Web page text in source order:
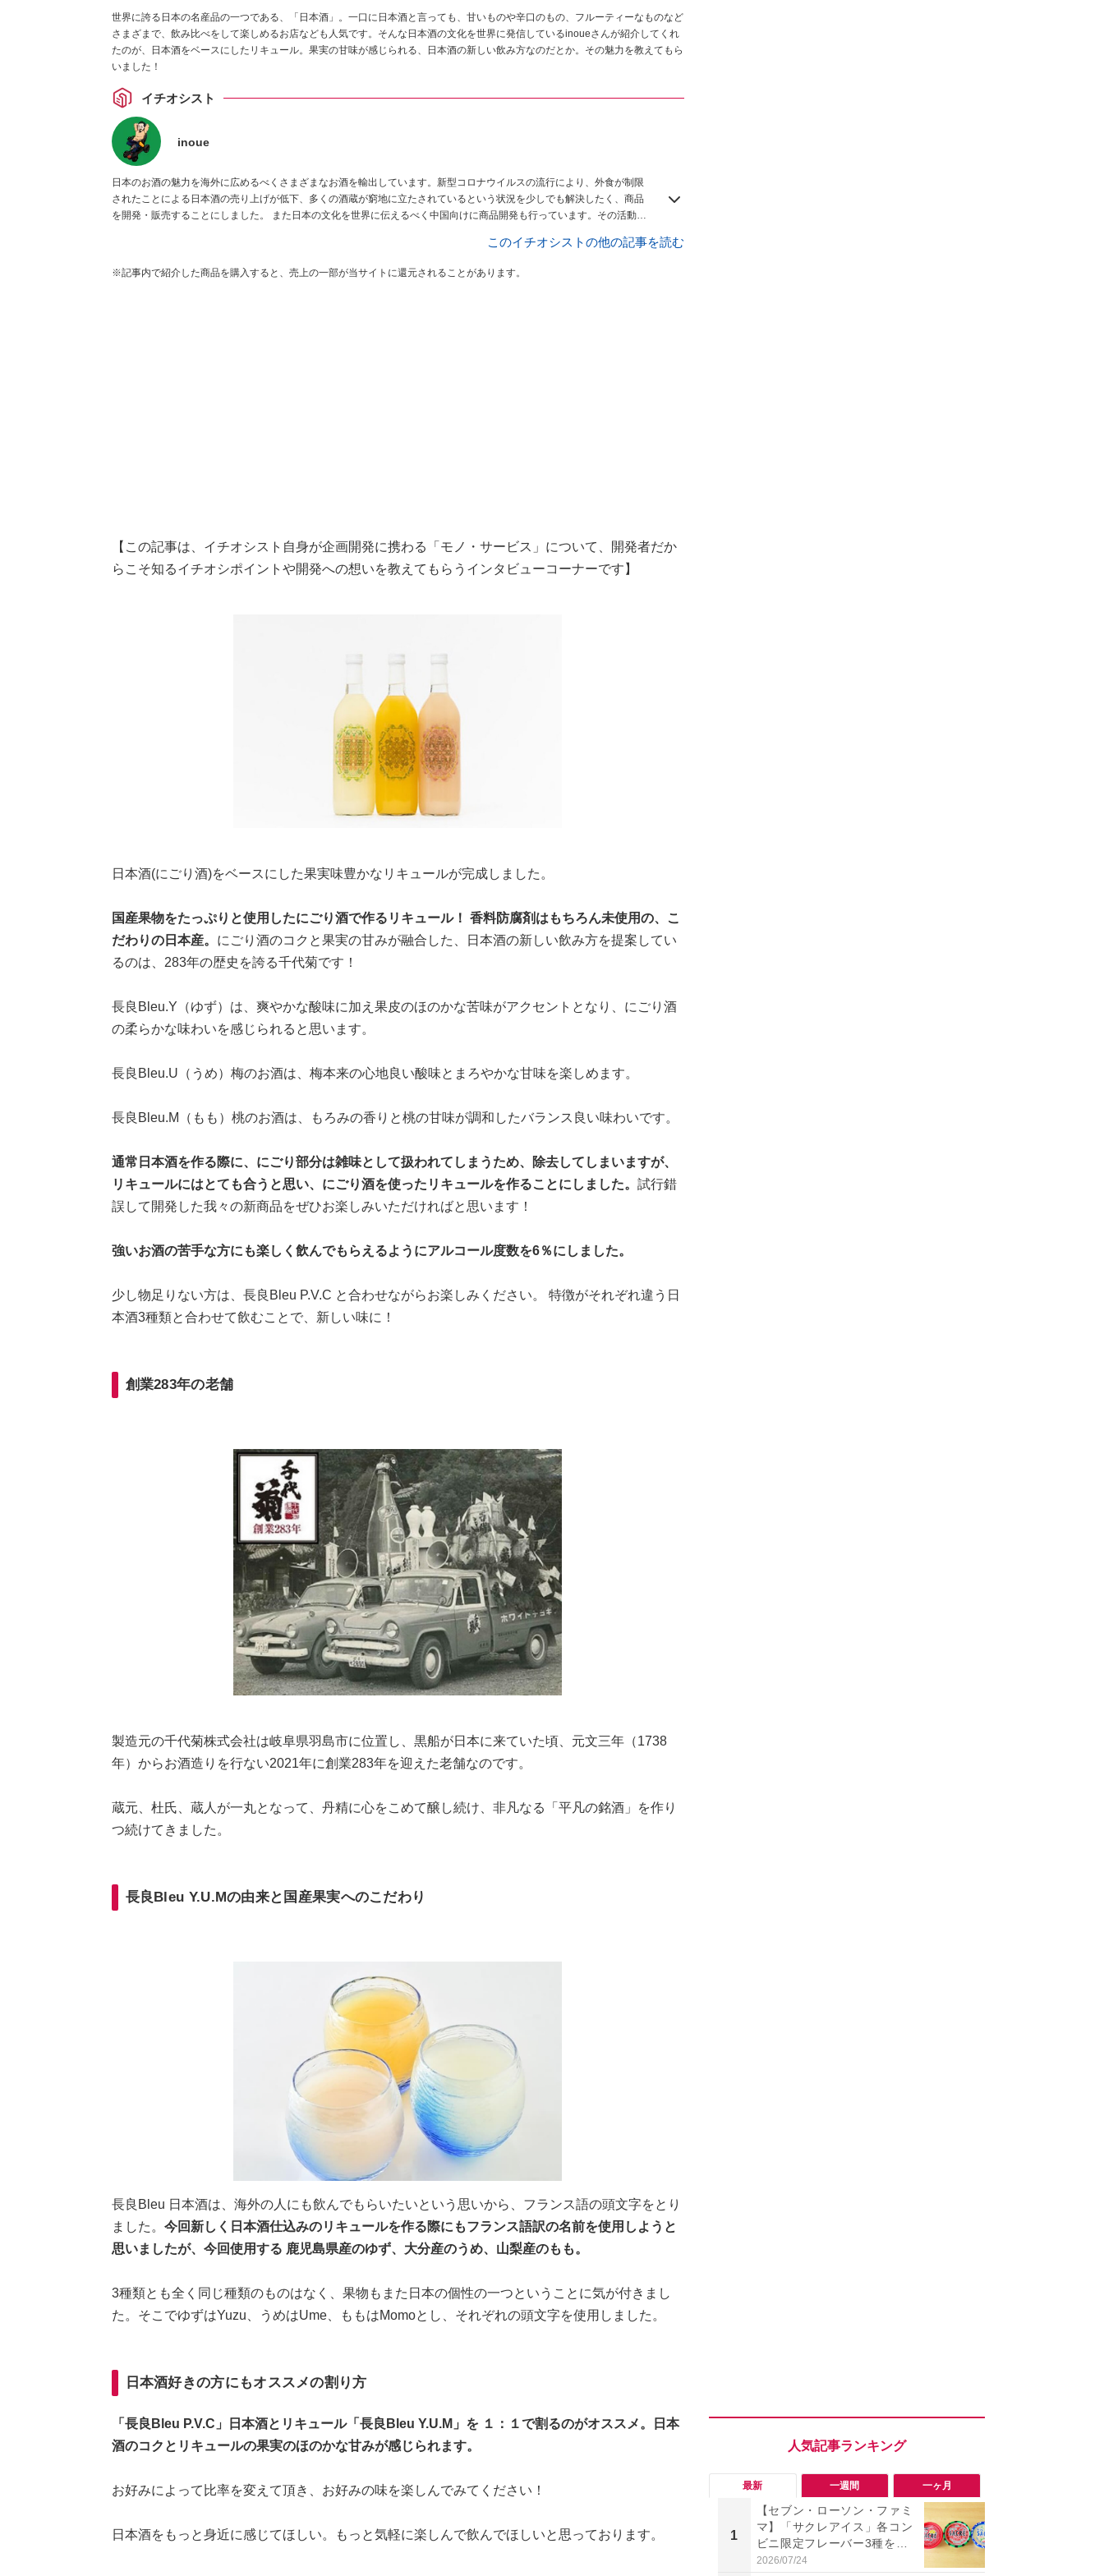
世界に誇る日本の名産品の一つである、「日本酒」。一口に日本酒と言っても、甘いものや辛口のもの、フルーティーなものなど
さまざまで、飲み比べをして楽しめるお店なども人気です。そんな日本酒の文化を世界に発信しているinoueさんが紹介してくれ
たのが、日本酒をベースにしたリキュール。果実の甘味が感じられる、日本酒の新しい飲み方なのだとか。その魅力を教えてもら
いました！
イチオシスト
inoue
日本のお酒の魅力を海外に広めるべくさまざまなお酒を輸出しています。新型コロナウイルスの流行により、外食が制限
されたことによる日本酒の売り上げが低下、多くの酒蔵が窮地に立たされているという状況を少しでも解決したく、商品
を開発・販売することにしました。 また日本の文化を世界に伝えるべく中国向けに商品開発も行っています。その活動の
このイチオシストの他の記事を読む
※記事内で紹介した商品を購入すると、売上の一部が当サイトに還元されることがあります。
【この記事は、イチオシスト自身が企画開発に携わる「モノ・サービス」について、開発者だか
らこそ知るイチオシポイントや開発への想いを教えてもらうインタビューコーナーです】
日本酒(にごり酒)をベースにした果実味豊かなリキュールが完成しました。
国産果物をたっぷりと使用したにごり酒で作るリキュール！ 香料防腐剤はもちろん未使用の、こ
だわりの日本産。 にごり酒のコクと果実の甘みが融合した、日本酒の新しい飲み方を提案してい
るのは、283年の歴史を誇る千代菊です！
長良Bleu.Y（ゆず）は、爽やかな酸味に加え果皮のほのかな苦味がアクセントとなり、にごり酒
の柔らかな味わいを感じられると思います。
長良Bleu.U（うめ）梅のお酒は、梅本来の心地良い酸味とまろやかな甘味を楽しめます。
長良Bleu.M（もも）桃のお酒は、もろみの香りと桃の甘味が調和したバランス良い味わいです。
通常日本酒を作る際に、にごり部分は雑味として扱われてしまうため、除去してしまいますが、
リキュールにはとても合うと思い、にごり酒を使ったリキュールを作ることにしました。 試行錯
誤して開発した我々の新商品をぜひお楽しみいただければと思います！
強いお酒の苦手な方にも楽しく飲んでもらえるようにアルコール度数を6％にしました。
少し物足りない方は、長良Bleu P.V.C と合わせながらお楽しみください。 特徴がそれぞれ違う日
本酒3種類と合わせて飲むことで、新しい味に！
創業283年の老舗
製造元の千代菊株式会社は岐阜県羽島市に位置し、黒船が日本に来ていた頃、元文三年（1738
年）からお酒造りを行ない2021年に創業283年を迎えた老舗なのです。
蔵元、杜氏、蔵人が一丸となって、丹精に心をこめて醸し続け、非凡なる「平凡の銘酒」を作り
つ続けてきました。
長良Bleu Y.U.Mの由来と国産果実へのこだわり
長良Bleu 日本酒は、海外の人にも飲んでもらいたいという思いから、フランス語の頭文字をとり
ました。 今回新しく日本酒仕込みのリキュールを作る際にもフランス語訳の名前を使用しようと
思いましたが、今回使用する 鹿児島県産のゆず、大分産のうめ、山梨産のもも。
3種類とも全く同じ種類のものはなく、果物もまた日本の個性の一つということに気が付きまし
た。そこでゆずはYuzu、うめはUme、ももはMomoとし、それぞれの頭文字を使用しました。
日本酒好きの方にもオススメの割り方
「長良Bleu P.V.C」日本酒とリキュール「長良Bleu Y.U.M」を １：１で割るのがオススメ。日本
酒のコクとリキュールの果実のほのかな甘みが感じられます。
お好みによって比率を変えて頂き、お好みの味を楽しんでみてください！
日本酒をもっと身近に感じてほしい。もっと気軽に楽しんで飲んでほしいと思っております。
最新 一週間 一ヶ月
1
【セブン・ローソン・ファミ
マ】「サクレアイス」各コン
ビニ限定フレーバー3種を食
べ比べ！今夏買うべきは？
2026/07/24